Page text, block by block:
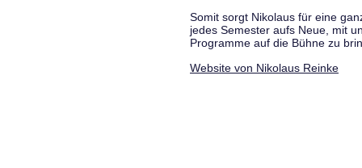
Somit sorgt Nikolaus für eine
jedes Semester aufs Neue, mit
Programme auf die Bühne zu
Website von Nikolaus Reinke